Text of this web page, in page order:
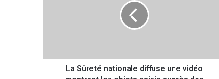
n
La Sûreté nationale diffuse une vidéo